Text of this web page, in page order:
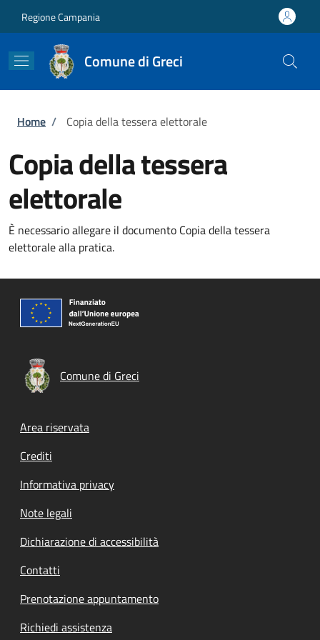
Regione Campania
Comune di Greci
Briciole di pane
Home / Copia della tessera elettorale
Copia della tessera
elettorale
È necessario allegare il documento Copia della tessera
elettorale alla pratica.
Comune di Greci
Footer menu
Area riservata
Crediti
Informativa privacy
Note legali
Dichiarazione di accessibilità
Contatti
Prenotazione appuntamento
Richiedi assistenza